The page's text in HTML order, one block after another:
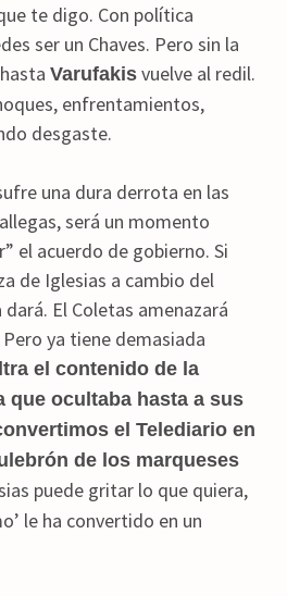
te digo. Con política
ser un Chaves. Pero sin la
Varufakis vuelve al redil.
enfrentamientos,
desgaste.
una dura derrota en las
será un momento
el acuerdo de gobierno. Si
de Iglesias a cambio del
dará. El Coletas amenazará
ya tiene demasiada
el contenido de la
que ocultaba hasta a sus
el Telediario en
de los marqueses
puede gritar lo que quiera,
le ha convertido en un